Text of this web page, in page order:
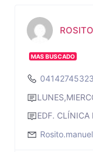
MAS BUSCADO
04142745323
EDF. CLÍNICA